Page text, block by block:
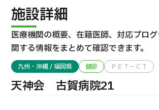
国際セカンドオピニオンパッケージ （湘南鎌
施設詳細
医療機関の概要、在籍医師、対応プロ
関する情報をまとめて確認できます。
九州・沖縄 / 福岡県 健診 ＰＥＴ－ＣＴ
天神会 古賀病院21